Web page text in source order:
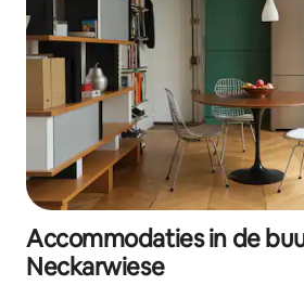
Accommodaties in de
Neckarwiese